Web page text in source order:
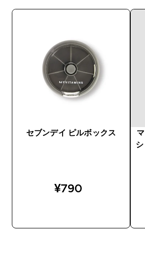
セブンデイ ピルボックス
¥790‎